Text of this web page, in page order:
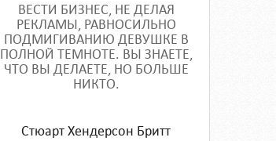
ВЕСТИ БИЗНЕС, НЕ ДЕЛАЯ
РЕКЛАМЫ, РАВНОСИЛЬНО
ПОДМИГИВАНИЮ ДЕВУШКЕ В
ПОЛНОЙ ТЕМНОТЕ. ВЫ ЗНАЕТЕ,
ЧТО ВЫ ДЕЛАЕТЕ, НО БОЛЬШЕ
НИКТО.
Стюарт Хендерсон Бритт